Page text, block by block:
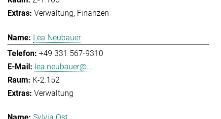
Verwaltung Finanzen
Lea Neubauer
+49 331 567-9310
lea.neubauer@...
K-2.152
Verwaltung